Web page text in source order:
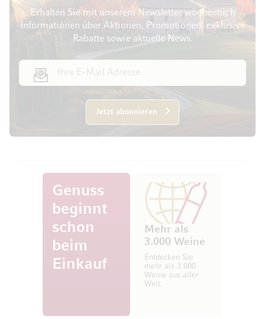
Erhalten Sie mit unserem Newsletter wöchentlich
Informationen über Aktionen, Promotionen, exklusive
Rabatte sowie aktuelle News.
E-Mail Adresse
Jetzt abonnieren
Genuss
beginnt
schon
beim
Einkauf
Mehr als
3.000 Weine
Entdecken Sie
mehr als 3.000
Weine aus aller
Welt.